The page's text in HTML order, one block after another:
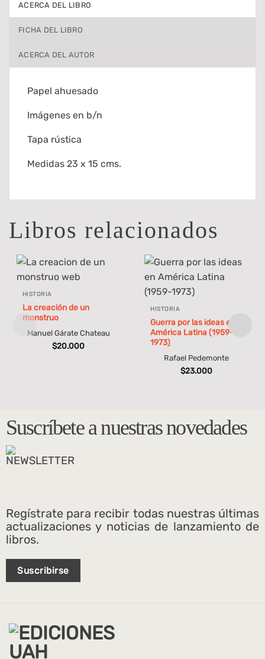
ACERCA DEL LIBRO
FICHA DEL LIBRO
ACERCA DEL AUTOR
Papel ahuesado
Imágenes en b/n
Tapa rústica
Medidas 23 x 15 cms.
Libros relacionados
HISTORIA
La creación de un
monstruo
Manuel Gárate Chateau
$20.000
HISTORIA
Guerra por las ideas en
América Latina (1959-
1973)
Rafael Pedemonte
$23.000
Suscríbete a nuestras novedades
Regístrate para recibir todas nuestras últimas
actualizaciones y noticias de lanzamiento de
libros.
Suscribirse